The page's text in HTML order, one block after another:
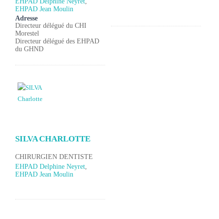
EHPAD Jean Moulin
Adresse
Directeur délégué du CHI
Morestel
Directeur délégué des EHPAD
du GHND
SILVA CHARLOTTE
CHIRURGIEN DENTISTE
EHPAD Delphine Neyret,
EHPAD Jean Moulin